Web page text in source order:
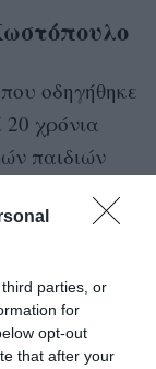
parties, or
for
opt-out
that after your
οδηγήθηκε
20 χρόνια
παιδιών
«Όταν έχεις
εκείνος.
τα είκοσι
υπάρχει